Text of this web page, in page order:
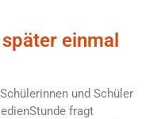
einmal
und Schüler
fragt